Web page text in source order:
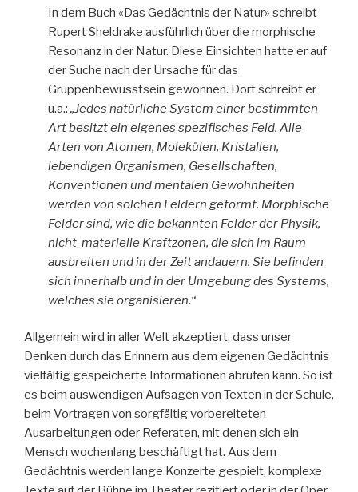
In dem Buch «Das Gedächtnis der Natur» schreibt
Rupert Sheldrake ausführlich über die morphische
Resonanz in der Natur. Diese Einsichten hatte er auf
der Suche nach der Ursache für das
Gruppenbewusstsein gewonnen. Dort schreibt er
u.a.:„Jedes natürliche System einer bestimmten
Art besitzt ein eigenes spezifisches Feld. Alle
Arten von Atomen, Molekülen, Kristallen,
lebendigen Organismen, Gesellschaften,
Konventionen und mentalen Gewohnheiten
werden von solchen Feldern geformt. Morphische
Felder sind, wie die bekannten Felder der Physik,
nicht-materielle Kraftzonen, die sich im Raum
ausbreiten und in der Zeit andauern. Sie befinden
sich innerhalb und in der Umgebung des Systems,
welches sie organisieren.“
Allgemein wird in aller Welt akzeptiert, dass unser
Denken durch das Erinnern aus dem eigenen Gedächtnis
vielfältig gespeicherte Informationen abrufen kann. So ist
es beim auswendigen Aufsagen von Texten in der Schule,
beim Vortragen von sorgfältig vorbereiteten
Ausarbeitungen oder Referaten, mit denen sich ein
Mensch wochenlang beschäftigt hat. Aus dem
Gedächtnis werden lange Konzerte gespielt, komplexe